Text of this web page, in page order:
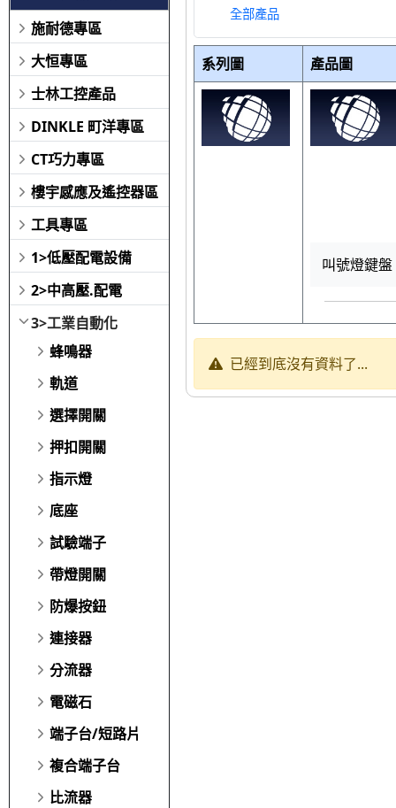
施耐德專區
大恒專區
士林工控產品
DINKLE 町洋專區
CT巧力專區
樓宇感應及遙控器區
工具專區
1>低壓配電設備
2>中高壓.配電
3>工業自動化
蜂鳴器
軌道
選擇開關
押扣開關
指示燈
底座
試驗端子
帶燈開關
防爆按鈕
連接器
分流器
電磁石
端子台/短路片
複合端子台
比流器
全部產品
系列圖 產品圖
叫號燈鍵盤
已經到底沒有資料了...